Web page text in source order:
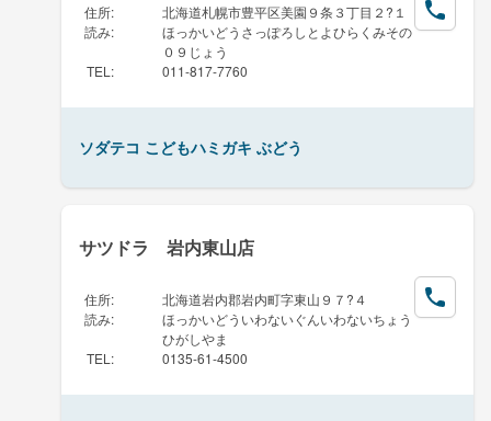
住所:
北海道札幌市豊平区美園９条３丁目２?１
読み:
ほっかいどうさっぽろしとよひらくみその
０９じょう
TEL : 011-817-7760
ソダテコ こどもハミガキ ぶどう
サツドラ 岩内東山店
住所:
北海道岩内郡岩内町字東山９７?４
読み:
ほっかいどういわないぐんいわないちょう
ひがしやま
TEL : 0135-61-4500